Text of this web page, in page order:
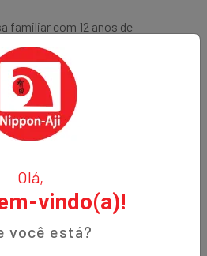
Olá,
vindo(a)!
você está?
familiar com 12 anos de
em produtos orientais e naturais.
em Curitiba, temos o
nossos clientes qualidade,
excepcional. Descubra a
cada produto!